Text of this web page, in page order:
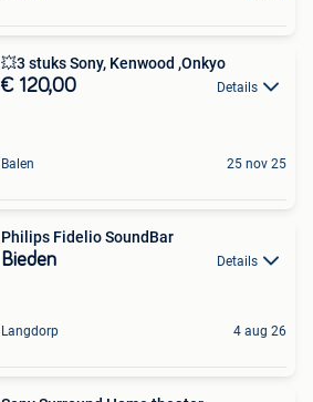
💥3 stuks Sony, Kenwood ,Onkyo
€ 120,00 Details
Balen 25 nov 25
Philips Fidelio SoundBar
Bieden Details
Langdorp 4 aug 26